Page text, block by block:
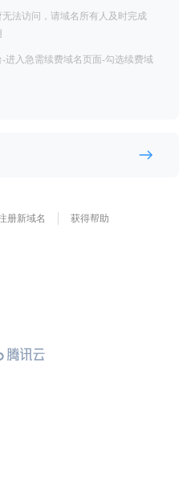
法访问，请域名所有人及时完成
进入急需续费域名页面-勾选续费域
册新域名 获得帮助